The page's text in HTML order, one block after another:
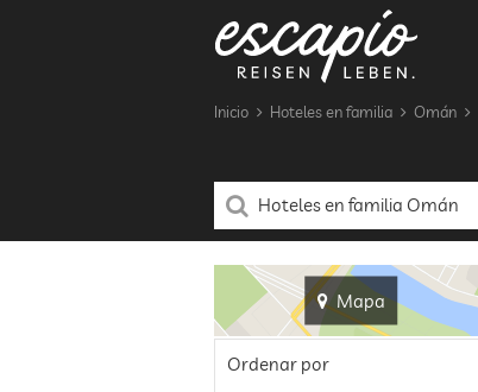
Inicio Hoteles en familia Omán
Mapa
Ordenar por